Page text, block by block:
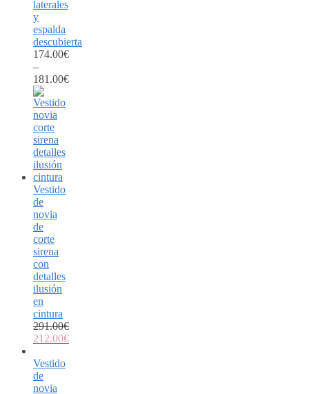
laterales
y
espalda
descubierta
174.00€
–
181.00€
Vestido
de
novia
de
corte
sirena
con
detalles
ilusión
en
cintura
291.00€
212.00€
Vestido
de
novia